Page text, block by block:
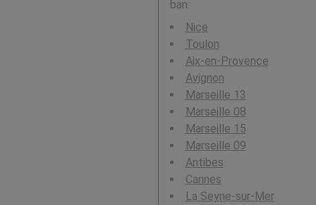
bạn:
Nice
Toulon
Aix-en-Provence
Avignon
Marseille 13
Marseille 08
Marseille 15
Marseille 09
Antibes
Cannes
La Seyne-sur-Mer